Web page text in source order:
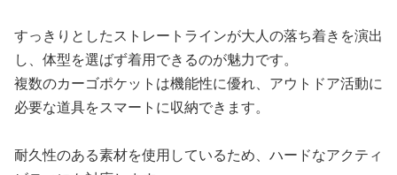
すっきりとしたストレートラインが大人の落ち着きを演出
し、体型を選ばず着用できるのが魅力です。
複数のカーゴポケットは機能性に優れ、アウトドア活動に
必要な道具をスマートに収納できます。
耐久性のある素材を使用しているため、ハードなアクティ